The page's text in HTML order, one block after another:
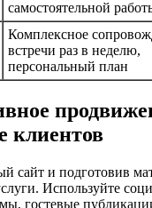
самостоятельной
Комплексное
встречи раз в неделю,
персональный план
клиентов
сайт и подготовив
Используйте
гостевые